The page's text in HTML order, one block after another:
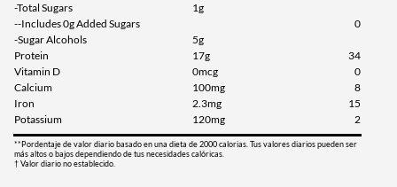
Agregar al carrito »
Chocolate Peanut Butter
Precio de venta: C$11.27
Agregar al carrito »
Peanut Butter Granola 4
-Total Sugars
1g
--Includes 0g Added Sugars
0
-Sugar Alcohols
5g
Protein
17g
34
Vitamin D
0mcg
0
Calcium
100mg
8
Iron
2.3mg
15
Potassium
120mg 2
**Pordentaje de valor diario basado en una dieta de 2000 calorias. Tus valores diarios pueden ser
más altos o bajos dependiendo de tus necesidades calóricas.
† Valor diario no establecido.